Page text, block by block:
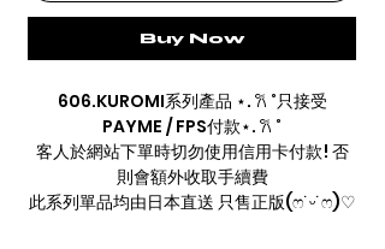
Buy Now
606.KUROMI系列產品 ⋆. 𐙚 ˚只接受
PAYME / FPS付款⋆. 𐙚 ˚
客人於網站下單時切勿使用信用卡付款! 否
則會額外收取手續費
此系列單品均由日本直送 只售正版(ෆ˙ᵕ˙ෆ)♡